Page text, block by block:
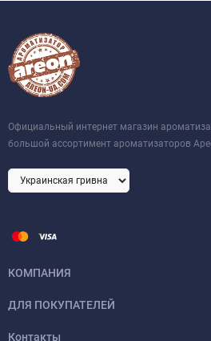
Официальный интернет магазин
большой ассортимент ароматизаторов
КОМПАНИЯ
ДЛЯ ПОКУПАТЕЛЕЙ
Контакты